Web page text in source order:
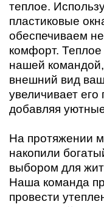
теплое.
пластиковые
обеспечиваем не
комфорт. Теплое
нашей
внешний вид
увеличивает
добавляя
На протяжении
накопили
выбором для
Наша команда
провести